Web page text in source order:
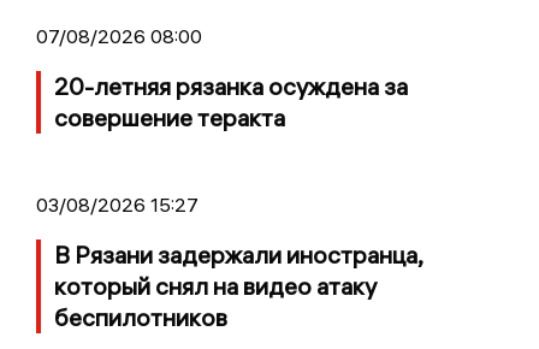
07/08/2026 08:00
20-летняя рязанка осуждена за
совершение теракта
03/08/2026 15:27
В Рязани задержали иностранца,
который снял на видео атаку
беспилотников